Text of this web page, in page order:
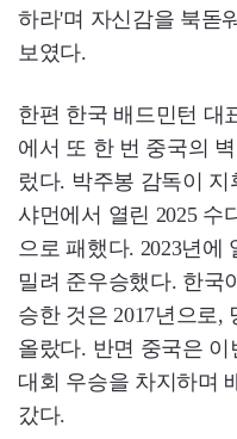
하라'며 자신감을 북돋
보였다.
한편 한국 배드민턴 대
에서 또 한 번 중국의
렀다. 박주봉 감독이
샤먼에서 열린 2025 수
으로 패했다. 2023년에
밀려 준우승했다. 한국
승한 것은 2017년으로,
올랐다. 반면 중국은 이
대회 우승을 차지하며
갔다.